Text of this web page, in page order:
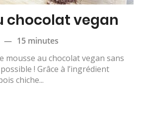
chocolat vegan
— 15 minutes
mousse au chocolat vegan sans
! Grâce à l’ingrédient
chiche...